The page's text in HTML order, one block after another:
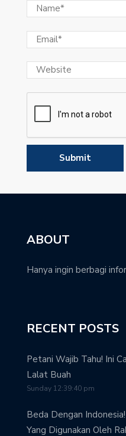
ABOUT
Hanya ingin berbagi
RECENT POSTS
Petani Wajib Tahu! Ini
Lalat Buah
Sunday 12:39:40 pm
Beda Dengan
Yang Digunakan Oleh